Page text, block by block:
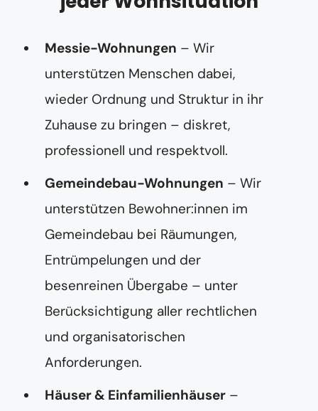
Messie-Wohnungen – Wir
unterstützen Menschen dabei,
wieder Ordnung und Struktur in ihr
Zuhause zu bringen – diskret,
professionell und respektvoll.
Gemeindebau-Wohnungen – Wir
unterstützen Bewohner:innen im
Gemeindebau bei Räumungen,
Entrümpelungen und der
besenreinen Übergabe – unter
Berücksichtigung aller rechtlichen
und organisatorischen
Anforderungen.
Häuser & Einfamilienhäuser –